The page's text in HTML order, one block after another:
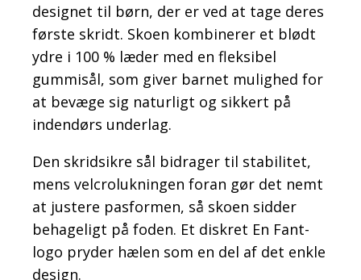
designet til børn, der er ved at tage deres
første skridt. Skoen kombinerer et blødt
ydre i 100 % læder med en fleksibel
gummisål, som giver barnet mulighed for
at bevæge sig naturligt og sikkert på
indendørs underlag.
Den skridsikre sål bidrager til stabilitet,
mens velcrolukningen foran gør det nemt
at justere pasformen, så skoen sidder
behageligt på foden. Et diskret En Fant-
logo pryder hælen som en del af det enkle
design.